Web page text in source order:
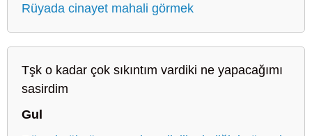
Rüyada cinayet mahali görmek
Tşk o kadar çok sıkıntım vardiki ne yapacağımı
sasirdim
Gul